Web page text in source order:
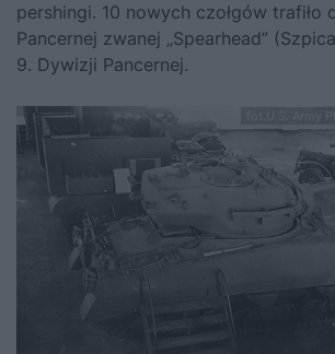
pershingi. 10 nowych czołgów trafiło
Pancernej zwanej „Spearhead”
9. Dywizji Pancernej.
fot.U.S. Army